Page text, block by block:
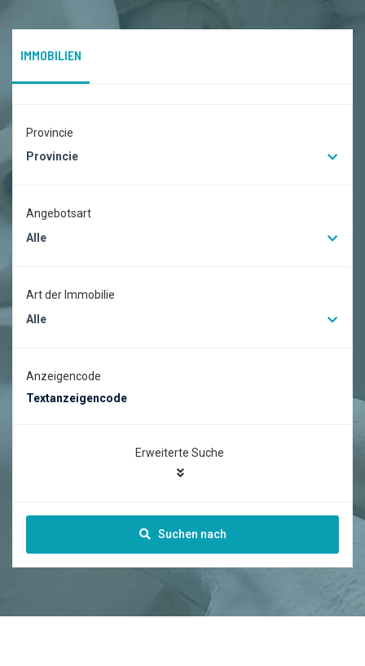
IMMOBILIEN
Provincie
Provincie
Angebotsart
Alle
Art der Immobilie
Alle
Anzeigencode
Erweiterte Suche
Suchen nach